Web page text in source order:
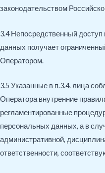
законодательством
3.4 Непосредственный
данных получает
Оператором.
3.5 Указанные в п.3.4. лица
Оператора внутренние
регламентированные
персональных данных, а в
административной,
ответственности,